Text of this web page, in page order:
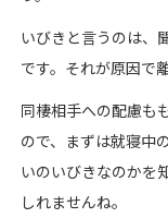
いびきと言うのは、
です。それが原因で
同棲相手への配慮も
ので、まずは就寝中
いのいびきなのかを
しれませんね。